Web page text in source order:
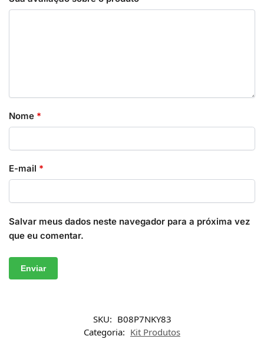
Nome *
E-mail *
Salvar meus dados neste navegador para a próxima vez
que eu comentar.
SKU: B08P7NKY83
Categoria: Kit Produtos